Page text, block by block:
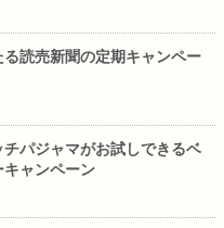
読売新聞の定期キャンペー
パジャマがお試しできるベ
キャンペーン